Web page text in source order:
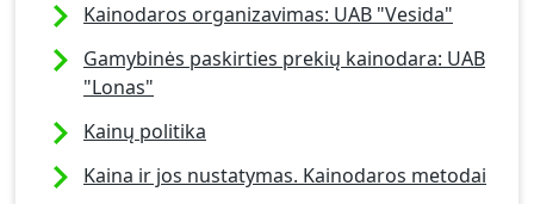
Kainodaros organizavimas: UAB "Vesida"
Gamybinės paskirties prekių kainodara: UAB
"Lonas"
Kainų politika
Kaina ir jos nustatymas. Kainodaros metodai